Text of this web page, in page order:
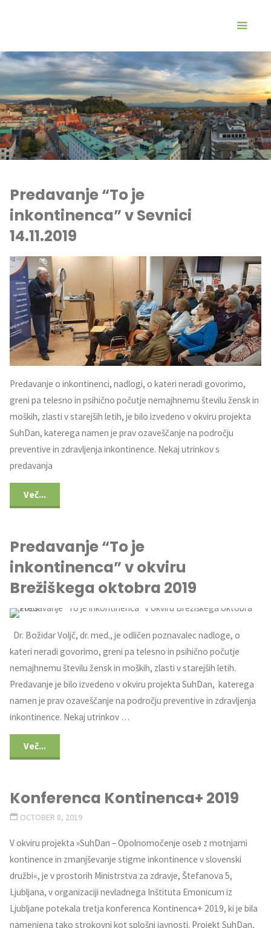
Predavanje “To je
inkontinenca” v Sevnici
14.11.2019
Predavanje o inkontinenci, nadlogi, o kateri neradi govorimo,
greni pa telesno in psihično počutje nemajhnemu številu žensk in
moških, zlasti v starejših letih, je bilo izvedeno v okviru projekta
SuhDan, katerega namen je prav ozaveščanje na področju
preventive in zdravljenja inkontinence. Nekaj utrinkov s
predavanja
Več...
Predavanje “To je
inkontinenca” v okviru
Brežiškega oktobra 2019
Dr. Božidar Voljč, dr. med., je odličen poznavalec nadloge, o
kateri neradi govorimo, greni pa telesno in psihično počutje
nemajhnemu številu žensk in moških, zlasti v starejših letih.
Predavanje je bilo izvedeno v okviru projekta SuhDan, katerega
namen je prav ozaveščanje na področju preventive in zdravljenja
inkontinence. Nekaj utrinkov …
Več...
Konferenca Kontinenca+ 2019
OCTOBER 8, 2019
V okviru projekta »SuhDan – Opolnomočenje oseb z motnjami
kontinence in zmanjševanje stigme inkontinence v slovenski
družbi«, je v prostorih Ministrstva za zdravje, Štefanova 5,
Ljubljana, v organizaciji nevladnega Inštituta Emonicum iz
Ljubljane potekala tretja konferenca Kontinenca+ 2019, ki je bila
namenjena tako strokovni kot splošni javnosti. Projekt SuhDan,